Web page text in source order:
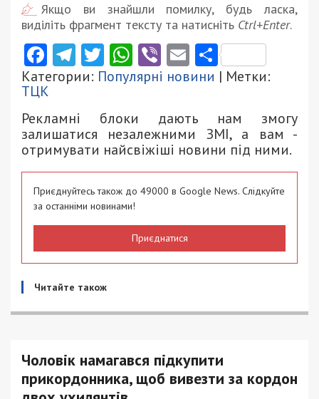
Якщо ви знайшли помилку, будь ласка,
виділіть фрагмент тексту та натисніть Ctrl+Enter.
Facebook
Telegram
Twitter
WhatsApp
ViberEmail
Категории: Популярні новини | Метки:
ТЦК
Рекламні блоки дають нам змогу
залишатися незалежними ЗМІ, а вам -
отримувати найсвіжіші новини під ними.
Приєднуйтесь також до 49000 в Google News. Слідкуйте
за останніми новинами!
Приєднатися
Читайте також
Чоловік намагався підкупити
прикордонника, щоб вивезти за кордон